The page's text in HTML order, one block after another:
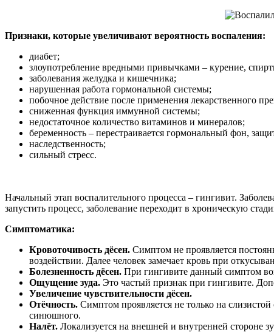
Признаки, которые увеличивают вероятность воспаления:
диабет;
злоупотребление вредными привычками – курение,
заболевания желудка и кишечника;
нарушенная работа гормональной системы;
побочное действие после применения лекарственного
сниженная функция иммунной системы;
недостаточное количество витаминов и минералов;
беременность – перестраивается гормональный фон,
наследственность;
сильный стресс.
Начальный этап воспалительного процесса – гингивит.
запустить процесс, заболевание переходит в хроническую
Симптоматика:
Кровоточивость дёсен. Симптом не проявляется
воздействии. Далее человек замечает кровь при
Болезненность дёсен. При гингивите данный симптом
Ощущение зуда. Это частый признак при гингивите.
Увеличение чувствительности дёсен.
Отёчность. Симптом проявляется не только на
синюшного.
Налёт. Локализуется на внешней и внутренней стороне